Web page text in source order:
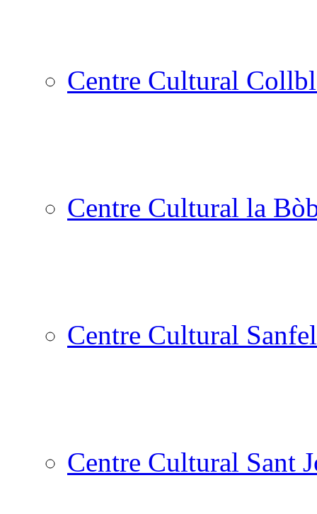
Centre Cultural
Centre Cultural la
Centre Cultural
Centre Cultural Sant